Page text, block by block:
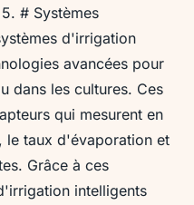
# Systèmes
d'irrigation
avancées pour
dans les cultures. Ces
qui mesurent en
le taux d'évaporation et
Grâce à ces
intelligents